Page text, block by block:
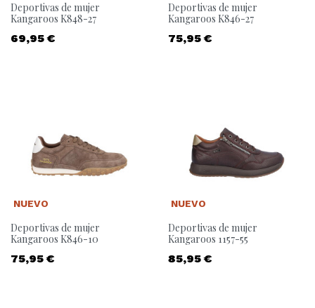
Deportivas de mujer
Kangaroos K848-27
Precio
69,95 €
Deportivas de mujer
Kangaroos K846-27
Precio
75,95 €
Deportivas de mujer
Kangaroos K846-10
Precio
75,95 €
NUEVO
Deportivas de mujer
Kangaroos 1157-55
Precio
85,95 €
NUEVO